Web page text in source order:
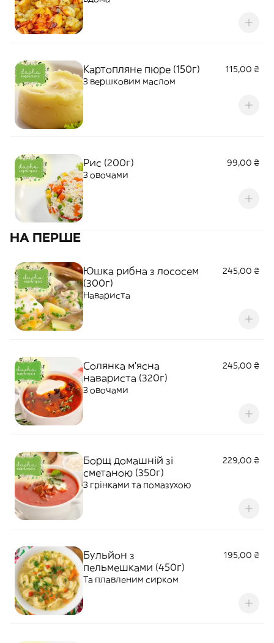
Картопляне пюре (150г)
115,00 ₴
З вершковим маслом
Рис (200г)
99,00 ₴
З овочами
НА ПЕРШЕ
Юшка рибна з лососем
(300г)
245,00 ₴
Навариста
Солянка м'ясна
навариста (320г)
245,00 ₴
З овочами
Борщ домашній зі
сметаною (350г)
229,00 ₴
З грінками та помазухою
Бульйон з
пельмешками (450г)
195,00 ₴
Та плавленим сирком